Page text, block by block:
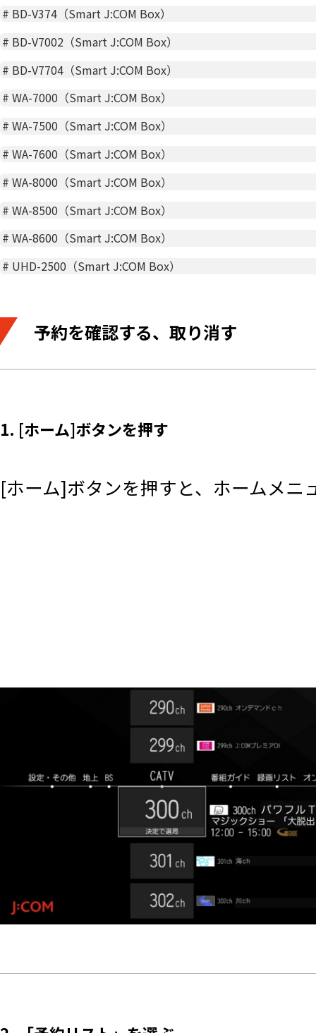
# BD-V374（Smart J:COM Box）
# BD-V7002（Smart J:COM Box）
# BD-V7704（Smart J:COM Box）
#WA-7000（Smart J:COM Box）
#WA-7500（Smart J:COM Box）
#WA-7600（Smart J:COM Box）
#WA-8000（Smart J:COM Box）
#WA-8500（Smart J:COM Box）
#WA-8600（Smart J:COM Box）
# UHD-2500（Smart J:COM Box）
予約を確認する、取り消す
1. [ホーム]ボタンを押す
[ホーム]ボタンを押すと、ホームメニ